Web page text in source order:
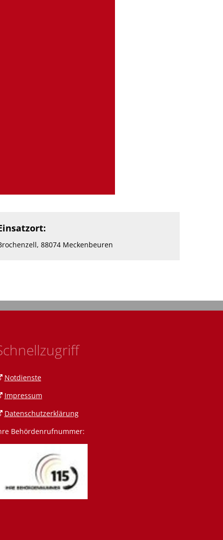
88074 Meckenbeuren
Notdienste
Impressum
Datenschutzerklärung
Behördenrufnummer: